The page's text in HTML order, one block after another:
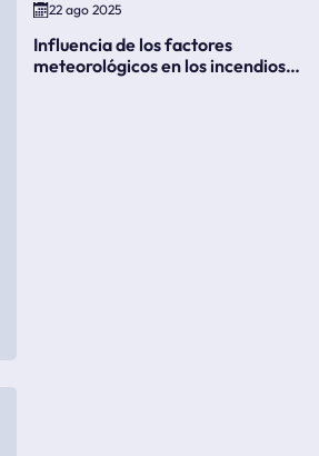
22 ago 2025
Influencia de los factores
meteorológicos en los incendios